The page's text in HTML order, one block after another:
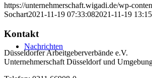
Nachrichten
https://unternehmerschaft.wigadi.de/wp-
Sochart2021-11-19 07:33:082021-11-19
Kontakt
Düsseldorfer Arbeitgeberverbände e.V.
Unternehmerschaft Düsseldorf und